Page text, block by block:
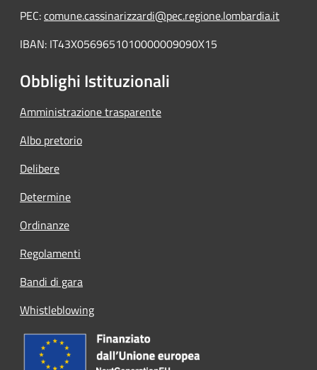
PEC:comune.cassinarizzardi@pec.regione.lombardia.it
IBAN: IT43X0569651010000009090X15
Obblighi Istituzionali
Amministrazione trasparente
Albo pretorio
Delibere
Determine
Ordinanze
Regolamenti
Bandi di gara
Whistleblowing